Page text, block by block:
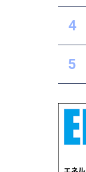
4
5